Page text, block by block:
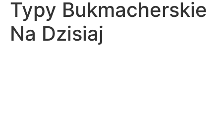
Typy Bukmacherskie
Na Dzisiaj